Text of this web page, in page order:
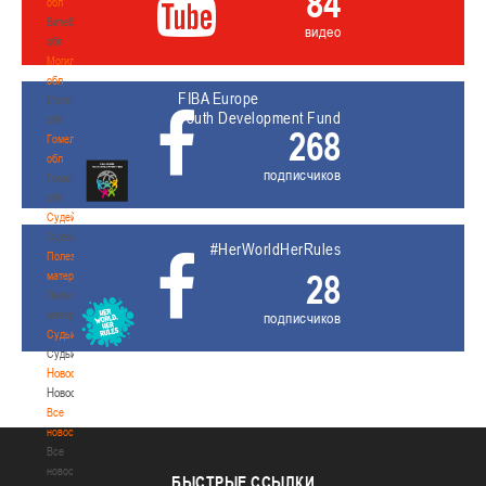
Витебская
обл
Могилевская
обл
Могилевская
обл
Гомельская
обл
Гомельская
обл
Судейство
Судейство
Полезные
материалы
Полезные
материалы
Судьи
Судьи
Новости
Новости
Все
новости
Все
новости
видео
FIBA Europe
Youth Development Fund
268
подписчиков
#HerWorldHerRules
28
подписчиков
БЫСТРЫЕ ССЫЛКИ